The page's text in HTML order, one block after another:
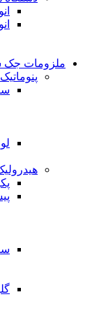
ملزومات جک
پنوماتیک